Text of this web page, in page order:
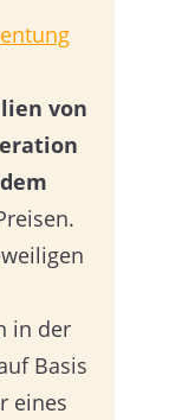
von
in der
Basis
eines